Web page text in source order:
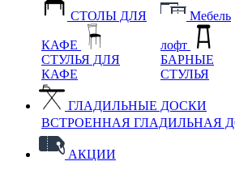
СТОЛЫ ДЛЯ
КАФЕ
СТУЛЬЯ ДЛЯ
КАФЕ
Мебель
лофт
БАРНЫЕ
СТУЛЬЯ
ГЛАДИЛЬНЫЕ ДОСКИ
ВСТРОЕННАЯ ГЛАДИЛЬНАЯ
АКЦИИ